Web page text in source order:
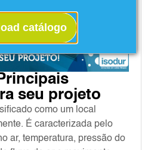
catálogo
seu projeto
como um local
É caracterizada pelo
ar, temperatura, pressão do